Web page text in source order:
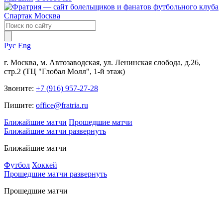
Рус Eng
г. Москва, м. Автозаводская, ул. Ленинская слобода, д.26,
стр.2 (ТЦ "Глобал Молл", 1-й этаж)
Звоните: +7 (916) 957-27-28
Пишите: office@fratria.ru
Ближайшие матчи Прошедшие матчи
Ближайшие матчи развернуть
Ближайшие матчи
Футбол Хоккей
Прошедшие матчи развернуть
Прошедшие матчи